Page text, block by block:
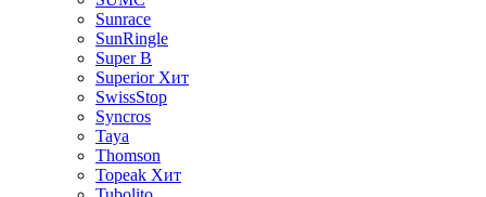
Sunrace
SunRingle
Super B
Superior Хит
SwissStop
Syncros
Taya
Thomson
Topeak Хит